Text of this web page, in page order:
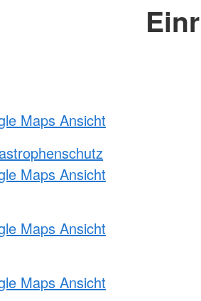
Maps Ansicht
Maps Ansicht
Maps Ansicht
Maps Ansicht